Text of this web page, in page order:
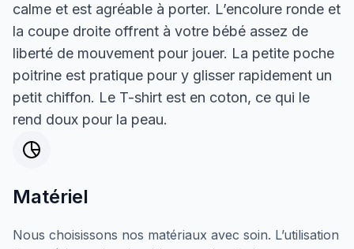
calme et est agréable à porter. L’encolure ronde et
la coupe droite offrent à votre bébé assez de
liberté de mouvement pour jouer. La petite poche
poitrine est pratique pour y glisser rapidement un
petit chiffon. Le T-shirt est en coton, ce qui le
rend doux pour la peau.
Matériel
Nous choisissons nos matériaux avec soin. L’utilisation